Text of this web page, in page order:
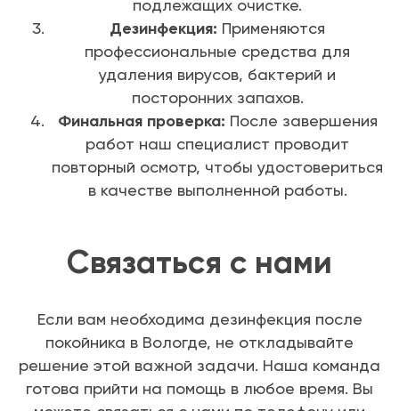
подлежащих очистке.
Дезинфекция: Применяются
профессиональные средства для
удаления вирусов, бактерий и
посторонних запахов.
Финальная проверка: После завершения
работ наш специалист проводит
повторный осмотр, чтобы удостовериться
в качестве выполненной работы.
Связаться с нами
Если вам необходима дезинфекция после
покойника в Вологде, не откладывайте
решение этой важной задачи. Наша команда
готова прийти на помощь в любое время. Вы